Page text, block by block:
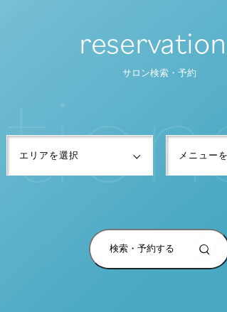
サロン検索・予約
検索・予約する
tion